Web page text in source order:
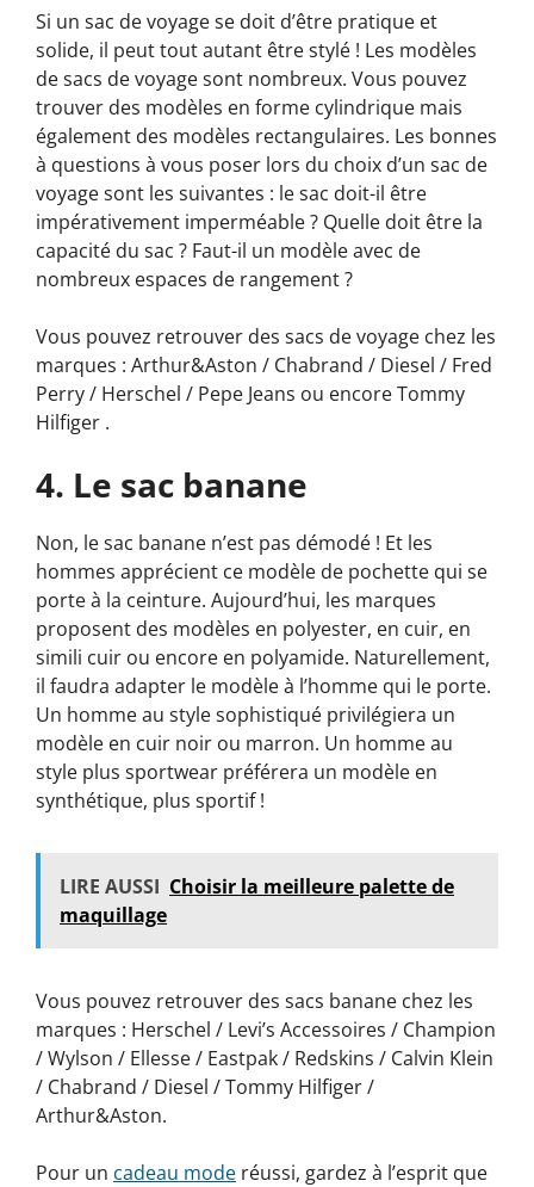
Si un sac de voyage se doit d’être pratique et
solide, il peut tout autant être stylé ! Les modèles
de sacs de voyage sont nombreux. Vous pouvez
trouver des modèles en forme cylindrique mais
également des modèles rectangulaires. Les bonnes
à questions à vous poser lors du choix d’un sac de
voyage sont les suivantes : le sac doit-il être
impérativement imperméable ? Quelle doit être la
capacité du sac ? Faut-il un modèle avec de
nombreux espaces de rangement ?
Vous pouvez retrouver des sacs de voyage chez les
marques : Arthur&Aston / Chabrand / Diesel / Fred
Perry / Herschel / Pepe Jeans ou encore Tommy
Hilfiger .
4. Le sac banane
Non, le sac banane n’est pas démodé ! Et les
hommes apprécient ce modèle de pochette qui se
porte à la ceinture. Aujourd’hui, les marques
proposent des modèles en polyester, en cuir, en
simili cuir ou encore en polyamide. Naturellement,
il faudra adapter le modèle à l’homme qui le porte.
Un homme au style sophistiqué privilégiera un
modèle en cuir noir ou marron. Un homme au
style plus sportwear préférera un modèle en
synthétique, plus sportif !
LIRE AUSSI Choisir la meilleure palette de
maquillage
Vous pouvez retrouver des sacs banane chez les
marques : Herschel / Levi’s Accessoires / Champion
/ Wylson / Ellesse / Eastpak / Redskins / Calvin Klein
/ Chabrand / Diesel / Tommy Hilfiger /
Arthur&Aston.
Pour un cadeau mode réussi, gardez à l’esprit que